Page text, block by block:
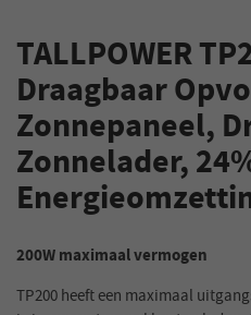
TALLPOWER
Draagbaar
Zonnepaneel,
Zonnelader,
200W maximaal vermogen
TP200 heeft een maximaal